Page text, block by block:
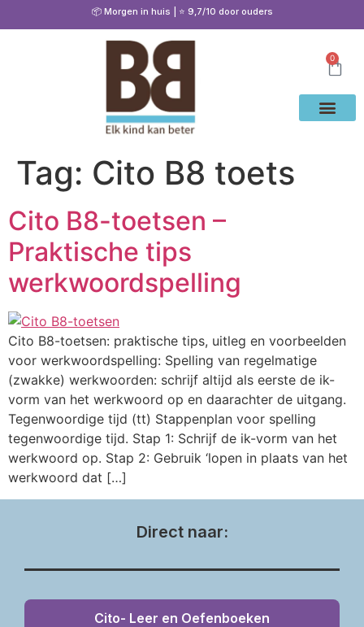
📦 Morgen in huis | ⭐ 9,7/10 door ouders
0
Tag: Cito B8 toets
Cito B8-toetsen –
Praktische tips
werkwoordspelling
Cito B8-toetsen: praktische tips, uitleg en voorbeelden
voor werkwoordspelling: Spelling van regelmatige
(zwakke) werkwoorden: schrijf altijd als eerste de ik-
vorm van het werkwoord op en daarachter de uitgang.
Tegenwoordige tijd (tt) Stappenplan voor spelling
tegenwoordige tijd. Stap 1: Schrijf de ik-vorm van het
werkwoord op. Stap 2: Gebruik ‘lopen in plaats van het
werkwoord dat […]
Direct naar:
Cito- Leer en Oefenboeken